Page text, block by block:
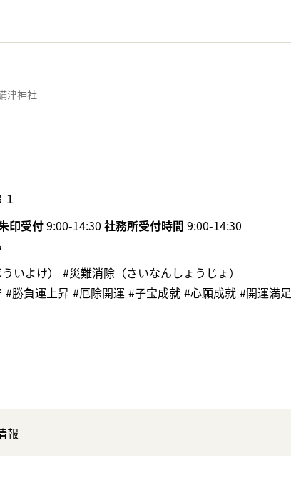
津神社
印受付9:00-14:30 社務所受付時間 9:00-14:30
いよけ）
#災難消除（さいなんしょうじょ）
#勝負運上昇 #厄除開運 #⼦宝成就 #⼼願成就 #開運満足
報